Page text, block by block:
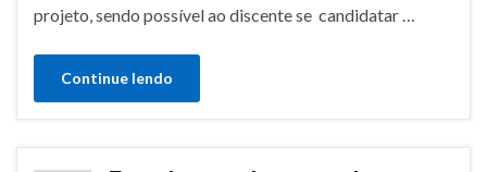
projeto, sendo possível ao discente se candidatar …
Continue lendo